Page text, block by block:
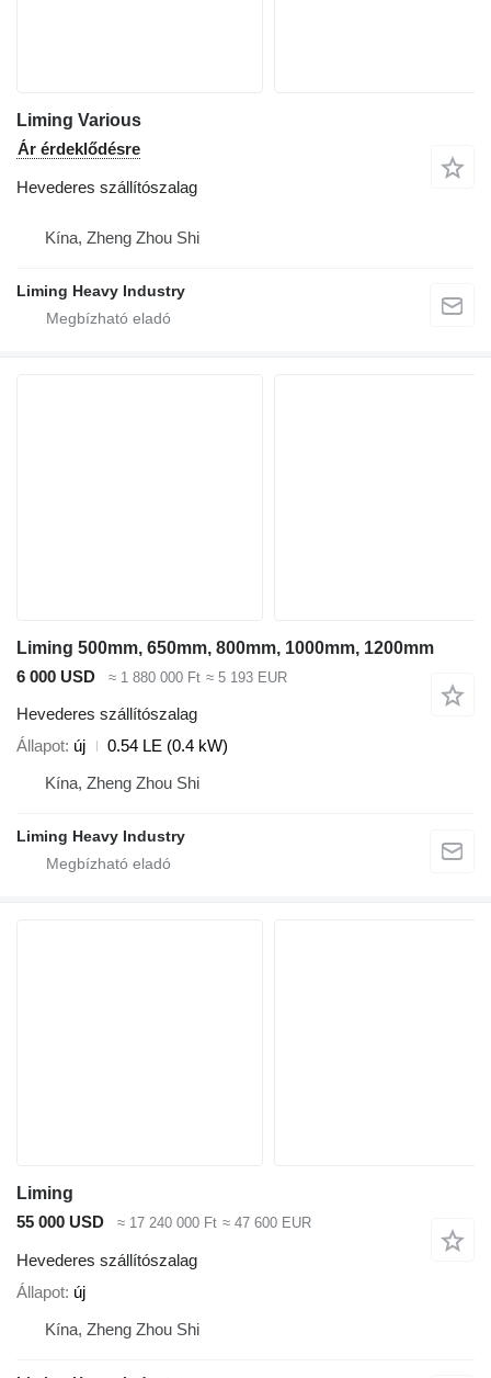
Liming Various
Ár érdeklődésre
Hevederes szállítószalag
Kína, Zheng Zhou Shi
Liming Heavy Industry
Liming 500mm, 650mm, 800mm, 1000mm, 1200mm
6 000 USD
≈ 1 880 000 Ft ≈ 5 193 EUR
Hevederes szállítószalag
Állapot új
0.54 LE (0.4 kW)
Kína, Zheng Zhou Shi
Liming Heavy Industry
Liming
55 000 USD
≈ 17 240 000 Ft ≈ 47 600 EUR
Hevederes szállítószalag
Állapot új
Kína, Zheng Zhou Shi